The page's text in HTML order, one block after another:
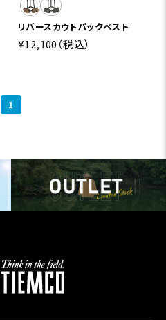
リバースカウトパックベスト
¥12,100 （税込）
1